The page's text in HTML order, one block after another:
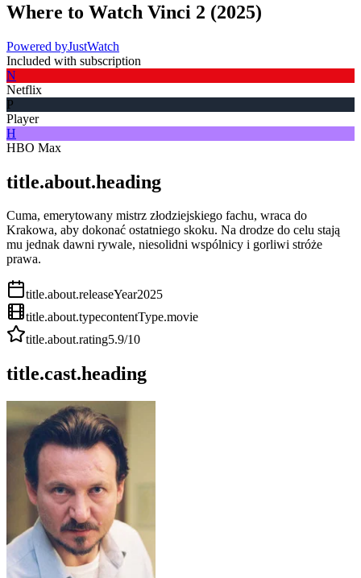
Where to Watch Vinci 2 (2025)
Powered byJustWatch
Included with subscription
N
Netflix
P
Player
H
HBO Max
title.about.heading
Cuma, emerytowany mistrz złodziejskiego fachu, wraca do
Krakowa, aby dokonać ostatniego skoku. Na drodze do celu stają
mu jednak dawni rywale, niesolidni wspólnicy i gorliwi stróże
prawa.
title.about.releaseYear2025
title.about.typecontentType.movie
title.about.rating5.9/10
title.cast.heading